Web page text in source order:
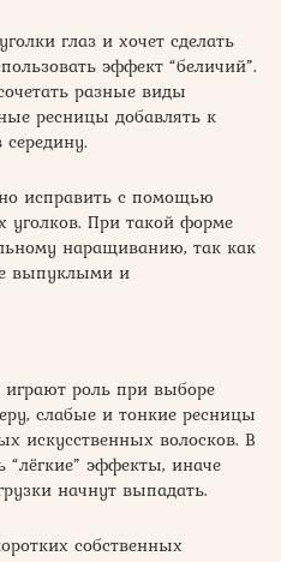
глаз и хочет сделать
эффект “беличий”.
разные виды
ресницы добавлять к
исправить с помощью
При такой форме
наращиванию, так как
выпуклыми и
роль при выборе
слабые и тонкие ресницы
искусственных волосков. В
“лёгкие” эффекты, иначе
начнут выпадать.
собственных